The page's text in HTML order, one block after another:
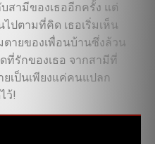
สามีของเธออีกครั้ง แต่
ปตามที่คิด เธอเริ่มเห็น
ายของเพื่อนบ้านซึ่งล้วน
ที่รักของเธอ จากสามีที่
ยเป็นเพียงแค่คนแปลก
ว้!